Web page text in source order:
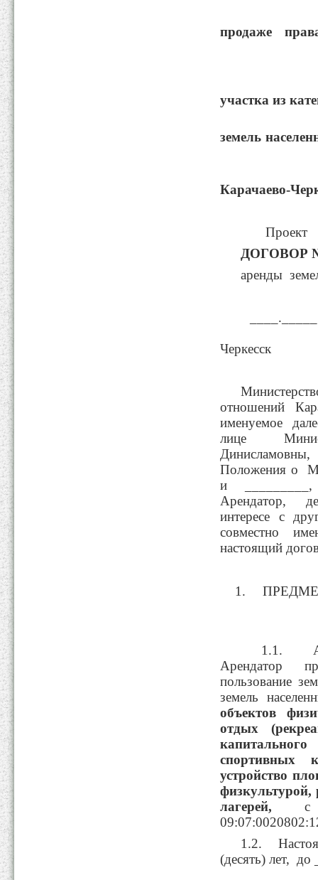
продаже
земель
Карачаево-
Проект
ДОГОВОР
аренды
отношений
именуемое
лице
Положения о
и _________,
Арендатор,
интересе с
совместно
настоящий
1.1.
Арендатор
пользование
земель
объектов
отдых
спортивных
устройство
физкультурой,
лагерей, с
1.2.
(десять) лет, до